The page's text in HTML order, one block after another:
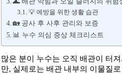
💡 예방을 위한 생활 습관
🏡 공사 후 사후 관리와 보증
📊 누수 의심 증상 체크리스트
많은 분이 누수는 오직 배관이 터
만, 실제로는 배관 내부의 이물질